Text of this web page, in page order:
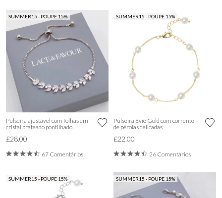
SUMMER15 - POUPE 15%
Pulseira ajustável com folhas em
cristal prateado pontilhado
£28.00
67 Comentários
SUMMER15 - POUPE 15%
Pulseira Evie Gold com corrente
de pérolas delicadas
£22.00
26 Comentários
SUMMER15 - POUPE 15% SUMMER15 - POUPE 15%